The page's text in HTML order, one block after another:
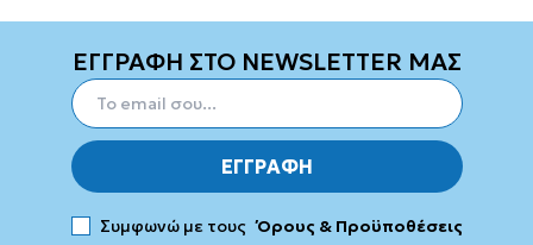
ΕΓΓΡΑΦΗ ΣΤΟ NEWSLETTER ΜΑΣ
ΕΓΓΡΑΦΗ
Συμφωνώ με τους Όρους & Προϋποθέσεις